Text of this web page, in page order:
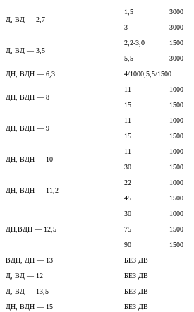
Д, ВД — 2,7
1,5 3000
3
3000
Д, ВД — 3,5
2,2-3,0 1500
5,5
3000
ДН, ВДН — 6,3
4/1000;5,5/1500
ДН, ВДН — 8
11 1000
15
1500
ДН, ВДН — 9
11 1000
15
1500
ДН, ВДН — 10
11 1000
30
1500
ДН, ВДН — 11,2
22 1000
45
1500
ДН,ВДН — 12,5
30 1000
75
1500
90
1500
ВДН, ДН — 13
БЕЗ ДВ
Д, ВД — 12
БЕЗ ДВ
Д, ВД — 13,5
БЕЗ ДВ
ДН, ВДН — 15
БЕЗ ДВ